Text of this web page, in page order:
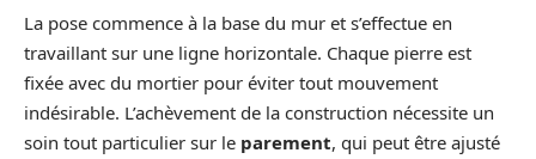
La pose commence à la base du mur et s’effectue en
travaillant sur une ligne horizontale. Chaque pierre est
fixée avec du mortier pour éviter tout mouvement
indésirable. L’achèvement de la construction nécessite un
soin tout particulier sur le parement, qui peut être ajusté